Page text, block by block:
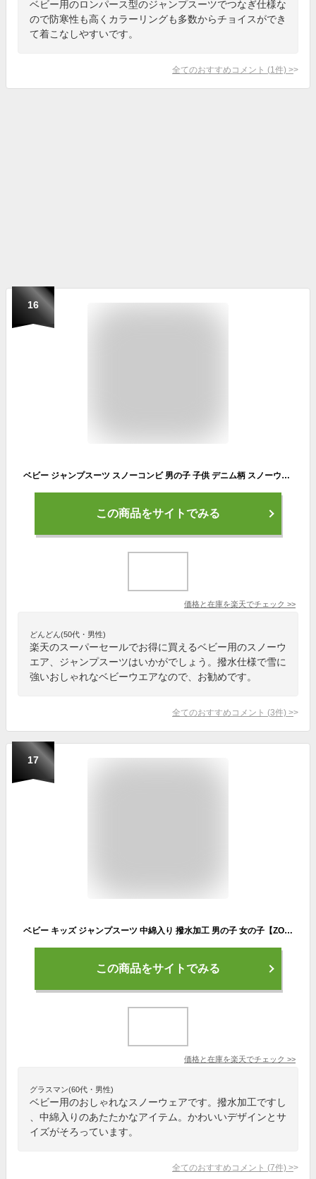
ベビー用のロンパース型のジャンプスーツでつなぎ仕様な
ので防寒性も高くカラーリングも多数からチョイスができ
て着こなしやすいです。
全てのおすすめコメント (1 件) >
16
ベビー ジャンプスーツ スノーコンビ 男の子 子供 デニム柄 スノーウェア 撥水 雪遊び 中綿 カバーオール つなぎ 80cm 90cm 95cm
この商品をサイトでみる
価格と在庫を楽天でチェック >>
どんどん(50代・男性)
楽天のスーパーセールでお得に買えるベビー用のスノーウ
エア、ジャンプスーツはいかがでしょう。撥水仕様で雪に
強いおしゃれなベビーウエアなので、お勧めです。
全てのおすすめコメント (3件) >
17
ベビー キッズ ジャンプスーツ 中綿入り 撥水加工 男の子 女の子【ZOOMIC ズーミック】アニマル 動物 くま ぱんだ クマ パンダ チェック 総柄 ジップ 前開き 全開 フード付き ファー スノーウェア スキーウェア スノーコンビ つなぎ 防寒 雪遊び 外遊び 真冬 80 90 95 100
この商品をサイトでみる
価格と在庫を楽天でチェック >>
グラスマン(60代・男性)
ベビー用のおしゃれなスノーウェアです。撥水加工ですし
、中綿入りのあたたかなアイテム。かわいいデザインとサ
イズがそろっています。
全てのおすすめコメント (7件) >